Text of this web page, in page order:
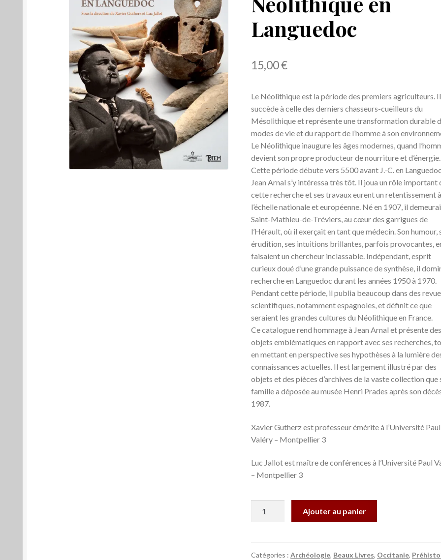
Languedoc
15,00€
Le Néolithique est la période des premiers agriculteurs. Il
succède à celle des derniers chasseurs-cueilleurs du
Mésolithique et représente une transformation durable
modes de vie et du rapport de l’homme à son
Le Néolithique inaugure les âges modernes, quand
devient son propre producteur de nourriture et d’énergie.
Cette période débute vers 5500 avant J.-C. en
Jean Arnal s’y intéressa très tôt. Il joua un rôle important
cette recherche et ses travaux eurent un retentissement
l’échelle nationale et européenne. Né en 1907, il
Saint-Mathieu-de-Tréviers, au cœur des garrigues de
l’Hérault, où il exerçait en tant que médecin. Son humour,
érudition, ses intuitions brillantes, parfois provocantes,
faisaient un chercheur inclassable. Indépendant, esprit
curieux doué d’une grande puissance de synthèse, il
recherche en Languedoc durant les années 1950 à 1970.
Pendant cette période, il publia beaucoup dans des
scientifiques, notamment espagnoles, et définit ce que
seraient les grandes cultures du Néolithique en France.
Ce catalogue rend hommage à Jean Arnal et présente
objets emblématiques en rapport avec ses recherches,
en mettant en perspective ses hypothèses à la lumière
connaissances actuelles. Il est largement illustré par des
objets et des pièces d’archives de la vaste collection que
famille a déposée au musée Henri Prades après son
1987.
Xavier Gutherz est professeur émérite à l’Université Paul
Valéry – Montpellier 3
Luc Jallot est maître de conférences à l’Université Paul
– Montpellier 3
et
Ajouter au panier
Catégories :Archéologie, Beaux Livres, Occitanie,